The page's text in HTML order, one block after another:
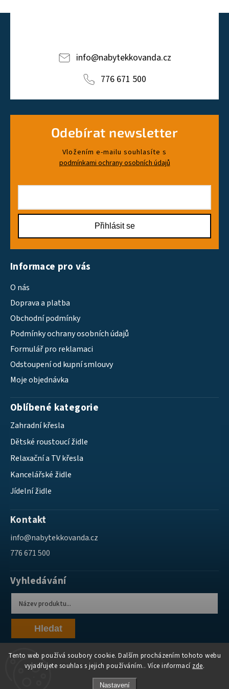
Tento web používá soubory cookie. Dalším procházením tohoto webu
vyjadřujete souhlas s jejich používáním.. Více informací zde.
Nastavení
info@nabytekkovanda.cz
776 671 500
Odebírat newsletter
Vložením e-mailu souhlasíte s
podmínkami ochrany osobních údajů
Přihlásit se
Informace pro vás
O nás
Doprava a platba
Obchodní podmínky
Podmínky ochrany osobních údajů
Formulář pro reklamaci
Odstoupení od kupní smlouvy
Moje objednávka
Oblíbené kategorie
Zahradní křesla
Dětské roustoucí židle
Relaxační a TV křesla
Kancelářské židle
Jídelní židle
Kontakt
info@nabytekkovanda.cz
776 671 500
Vyhledávání
Hledat